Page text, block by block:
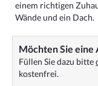
einem richtigen
Wände und ein Dach.
Möchten Sie eine
Füllen Sie dazu bitte
kostenfrei.